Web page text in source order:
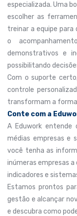
especializada. Uma
escolher as
treinar a equipe para
o
demonstrativos e
possibilitando
Com o suporte
controle
transformam a forma
Conte com a
A Eduwork entende
médias empresas e
você tenha as
inúmeras empresas
indicadores e
Estamos prontos
gestão e alcançar
e descubra como